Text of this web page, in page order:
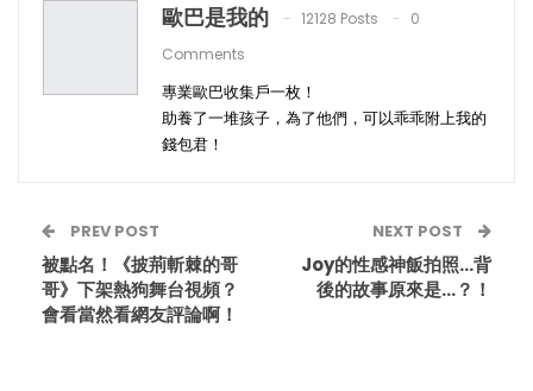
歐巴是我的 12128 Posts
0
Comments
專業歐巴收集戶一枚！
助養了一堆孩子，為了他們，可以乖乖附上我的
錢包君！
PREV POST
被點名！《披荊斬棘的哥
哥》下架熱狗舞台視頻？
會看當然看網友評論啊！
NEXT POST
Joy的性感神飯拍照…背
後的故事原來是…？！